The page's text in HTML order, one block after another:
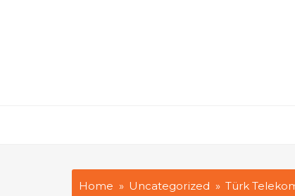
Home Uncategorized Türk